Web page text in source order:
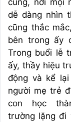
cùng, nơi mọi
dễ dàng nhìn
cũng thắc
bên trong ấy
Trong buổi lễ
ấy, thầy hiệu
động và kể lại
người mẹ trẻ
con học
trường lặng đi